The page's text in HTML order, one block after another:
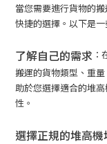
當您需要進行貨物的
快捷的選擇。以下是
了解自己的需求
搬運的貨物類型、重
助於您選擇適合的堆
性。
選擇正規的堆高